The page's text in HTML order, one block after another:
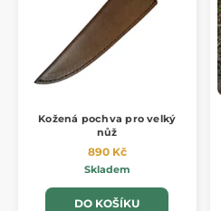
Kožená pochva pro velký
nůž
890 Kč
Skladem
DO KOŠÍKU